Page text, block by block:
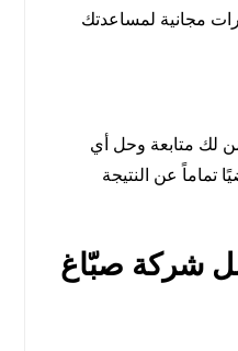
مجانية لمساعدتك
لك متابعة وحل أي
تماماً عن النتيجة
شركة صبّاغ